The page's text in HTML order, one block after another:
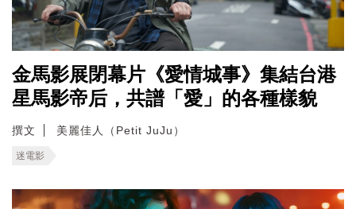
金馬影展閉幕片《愛情城事》集結台港
星馬影帝后，共譜「愛」的各種樣貌
撰文 美麗佳人（Petit JuJu）
迷電影